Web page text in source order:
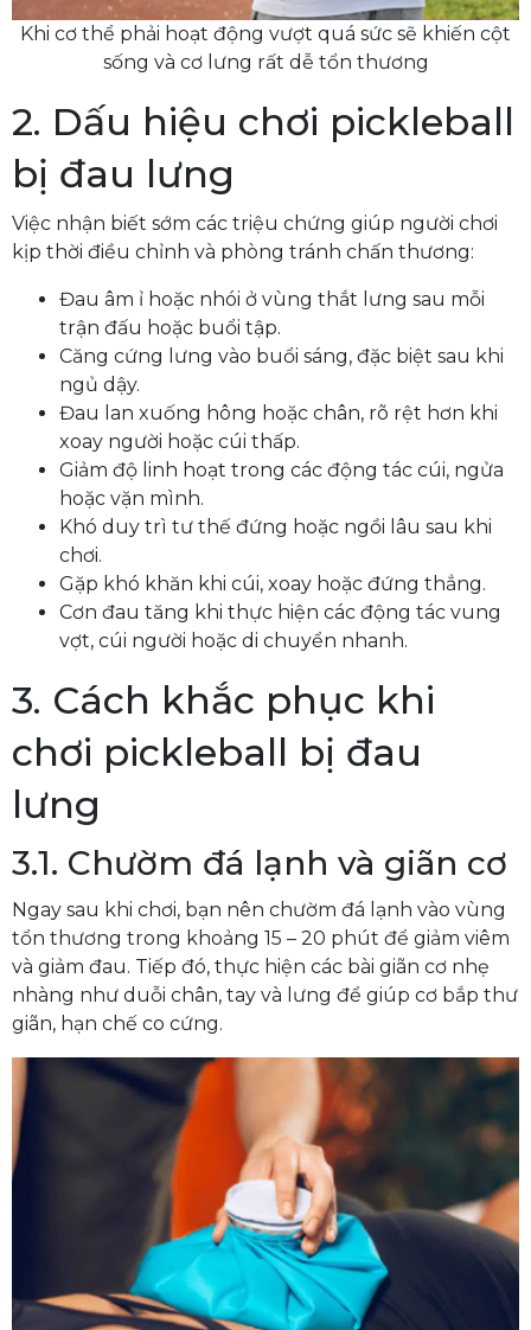
Khi cơ thể phải hoạt động vượt quá sức sẽ khiến cột
sống và cơ lưng rất dễ tổn thương
2. Dấu hiệu chơi pickleball
bị đau lưng
Việc nhận biết sớm các triệu chứng giúp người chơi
kịp thời điều chỉnh và phòng tránh chấn thương:
Đau âm ỉ hoặc nhói ở vùng thắt lưng sau mỗi
trận đấu hoặc buổi tập.
Căng cứng lưng vào buổi sáng, đặc biệt sau khi
ngủ dậy.
Đau lan xuống hông hoặc chân, rõ rệt hơn khi
xoay người hoặc cúi thấp.
Giảm độ linh hoạt trong các động tác cúi, ngửa
hoặc vặn mình.
Khó duy trì tư thế đứng hoặc ngồi lâu sau khi
chơi.
Gặp khó khăn khi cúi, xoay hoặc đứng thẳng.
Cơn đau tăng khi thực hiện các động tác vung
vợt, cúi người hoặc di chuyển nhanh.
3. Cách khắc phục khi
chơi pickleball bị đau
lưng
3.1. Chườm đá lạnh và giãn cơ
Ngay sau khi chơi, bạn nên chườm đá lạnh vào vùng
tổn thương trong khoảng 15 – 20 phút để giảm viêm
và giảm đau. Tiếp đó, thực hiện các bài giãn cơ nhẹ
nhàng như duỗi chân, tay và lưng để giúp cơ bắp thư
giãn, hạn chế co cứng.